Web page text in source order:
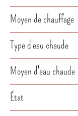
Moyen de chauffage
Type d'eau chaude
Moyen d'eau chaude
État